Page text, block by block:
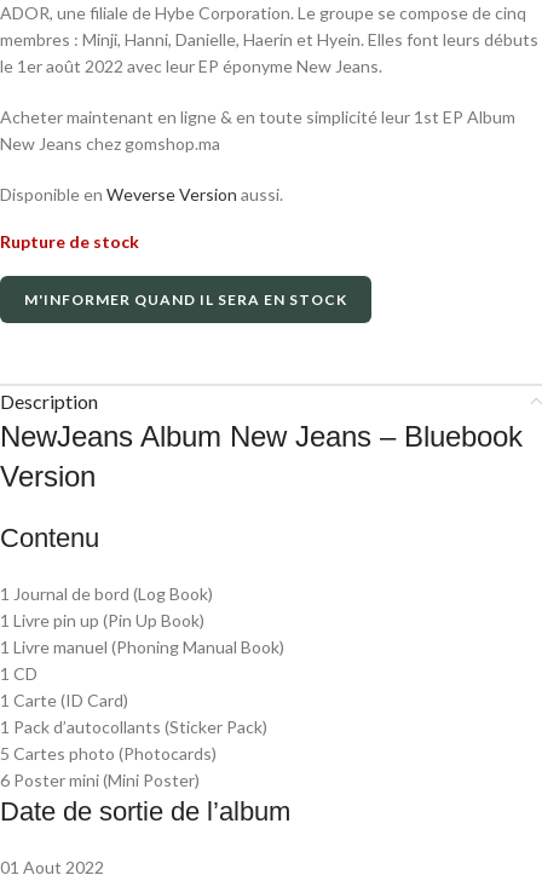
ADOR, une filiale de Hybe Corporation. Le groupe se compose de cinq
membres : Minji, Hanni, Danielle, Haerin et Hyein. Elles font leurs débuts
le 1er août 2022 avec leur EP éponyme New Jeans.
Acheter maintenant en ligne & en toute simplicité leur 1st EP Album
New Jeans chez gomshop.ma
Disponible en Weverse Version aussi.
Rupture de stock
M'INFORMER QUAND IL SERA EN STOCK
Description
NewJeans Album New Jeans – Bluebook
Version
Contenu
1 Journal de bord (Log Book)
1 Livre pin up (Pin Up Book)
1 Livre manuel (Phoning Manual Book)
1 CD
1 Carte (ID Card)
1 Pack d’autocollants (Sticker Pack)
5 Cartes photo (Photocards)
6 Poster mini (Mini Poster)
Date de sortie de l’album
01 Aout 2022